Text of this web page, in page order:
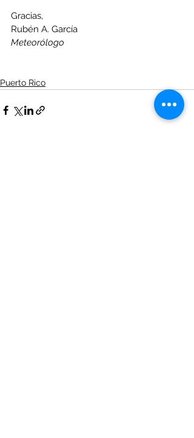
Gracias,
Rubén A. García
Meteorólogo
Puerto Rico